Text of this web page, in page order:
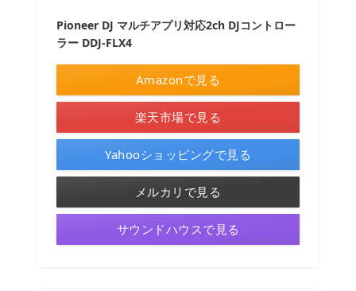
Pioneer DJ マルチアプリ対応2ch DJコントロー
ラー DDJ-FLX4
Amazonで見る
楽天市場で見る
Yahooショッピングで見る
メルカリで見る
サウンドハウスで見る